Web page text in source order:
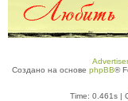
Создано на основе phpBB®
Time: 0.461s|